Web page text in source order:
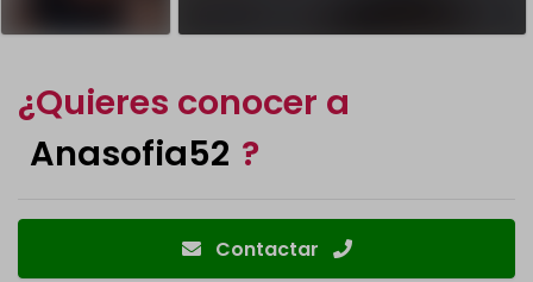
¿Quieres conocer a
Anasofia52 ?
Contactar